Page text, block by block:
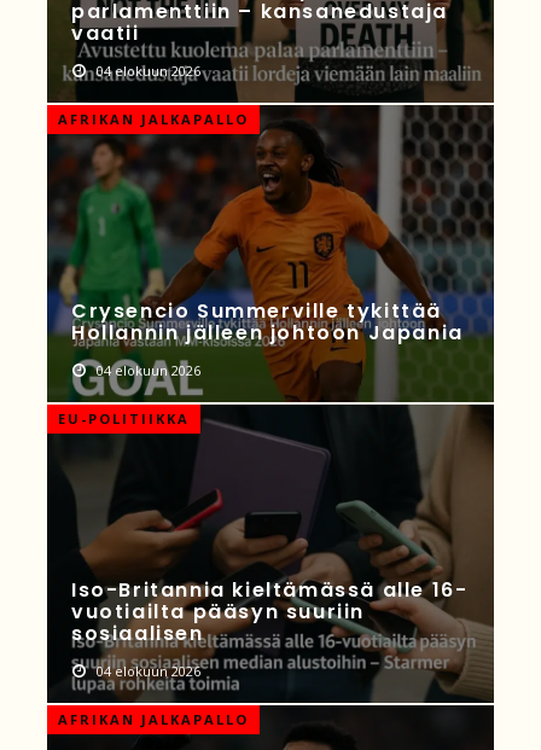
parlamenttiin – kansanedustaja
vaatii
04 elokuun 2026
AFRIKAN JALKAPALLO
Crysencio Summerville tykittää
Hollannin jälleen johtoon Japania
04 elokuun 2026
EU-POLITIIKKA
Iso-Britannia kieltämässä alle 16-
vuotiailta pääsyn suuriin
sosiaalisen
04 elokuun 2026
AFRIKAN JALKAPALLO